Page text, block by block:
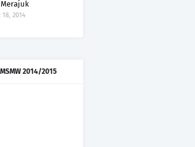
18, 2014
MSMW 2014/2015